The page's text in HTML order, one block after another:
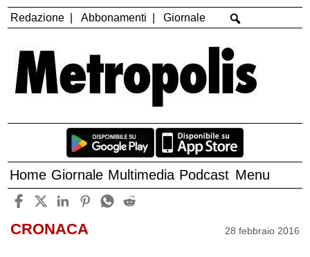
Redazione Abbonamenti Giornale
Home Giornale Multimedia Podcast Menu
CRONACA 28 febbraio 2016